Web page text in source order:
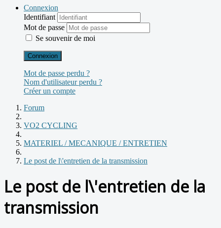
Connexion
Identifiant
Mot de passe
Se souvenir de moi
Connexion
Mot de passe perdu ?
Nom d'utilisateur perdu ?
Créer un compte
Forum
VO2 CYCLING
MATERIEL / MECANIQUE / ENTRETIEN
Le post de l\'entretien de la transmission
Le post de l\'entretien de la
transmission